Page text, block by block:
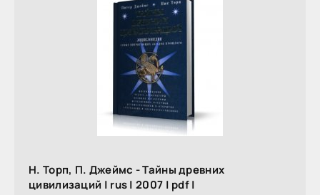
Н. Торп, П. Джеймс - Тайны древних
цивилизаций | rus | 2007 | pdf |